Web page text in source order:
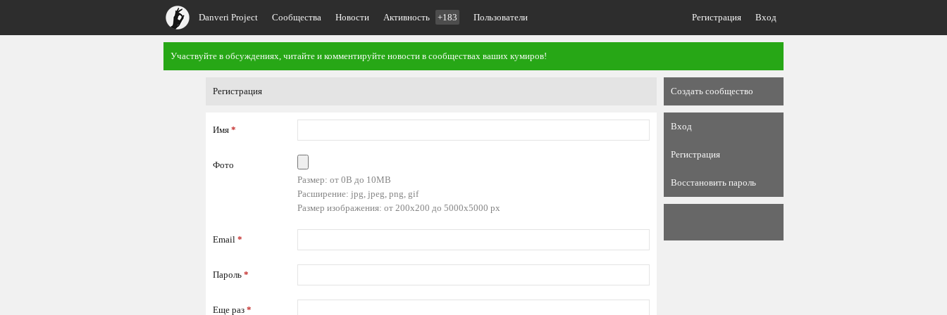
Danveri Project Сообщества Новости Активность +183 Пользователи Регистрация Вход
Участвуйте в обсуждениях, читайте и комментируйте новости в сообществах ваших кумиров!
Регистрация
Имя *
Фото
Размер: от 0B до 10MB
Расширение: jpg, jpeg, png, gif
Размер изображения: от 200x200 до 5000x5000 px
Email *
Пароль *
Еще раз *
Создать сообщество
Вход
Регистрация
Восстановить пароль